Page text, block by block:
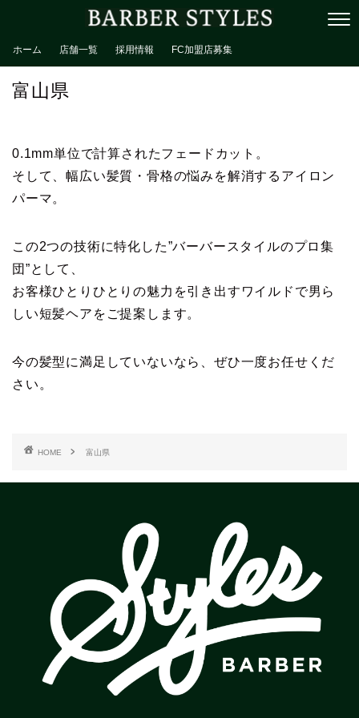
ホーム 店舗一覧 採用情報 FC加盟店募集
富山県
0.1mm単位で計算されたフェードカット。
そして、幅広い髪質・骨格の悩みを解消するアイロン
パーマ。
この2つの技術に特化した”バーバースタイルのプロ集
団”として、
お客様ひとりひとりの魅力を引き出すワイルドで男ら
しい短髪ヘアをご提案します。
今の髪型に満足していないなら、ぜひ一度お任せくだ
さい。
HOME 富山県